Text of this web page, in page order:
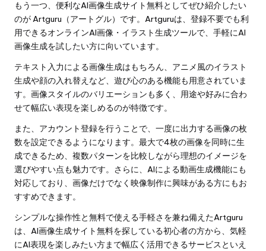
もう一つ、便利なAI画像生成サイト無料としてぜひ紹介したい
のが Artguru（アートグル）です。Artguruは、登録不要でも利
用できるオンラインAI画像・イラスト生成ツールで、手軽にAI
画像生成を試したい方に向いています。
テキスト入力による画像生成はもちろん、アニメ風のイラスト
生成や顔の入れ替えなど、遊び心のある機能も用意されていま
す。画像スタイルのバリエーションも多く、用途や好みに合わ
せて幅広い表現を楽しめるのが特徴です。
また、アカウント登録を行うことで、一度に出力する画像の枚
数を設定できるようになります。最大で4枚の画像を同時に生
成できるため、複数パターンを比較しながら理想のイメージを
選びやすい点も魅力です。さらに、AIによる動画生成機能にも
対応しており、画像だけでなく映像制作に興味がある方にもお
すすめできます。
シンプルな操作性と無料で使える手軽さを兼ね備えたArtguru
は、AI画像生成サイト無料を探している初心者の方から、気軽
にAI表現を楽しみたい方まで幅広く活用できるサービスといえ